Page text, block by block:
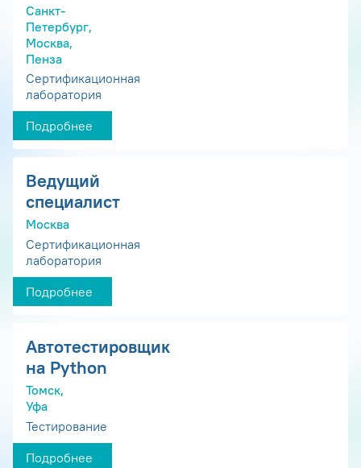
Санкт-
Петербург,
Москва,
Пенза
Сертификационная
лаборатория
Подробнее
Ведущий
специалист
Москва
Сертификационная
лаборатория
Подробнее
Автотестировщик
на Python
Томск,
Уфа
Тестирование
Подробнее